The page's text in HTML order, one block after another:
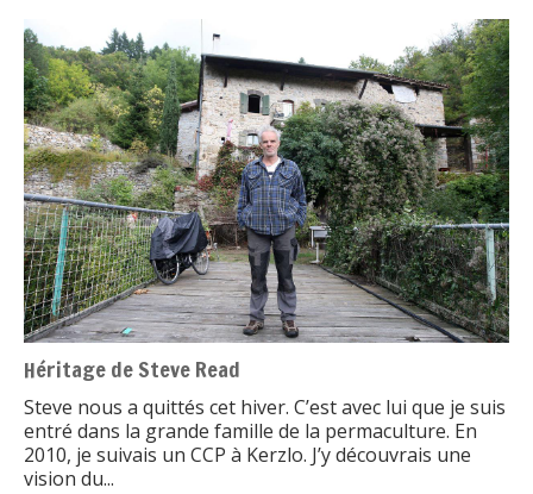
Héritage de Steve Read
Steve nous a quittés cet hiver. C’est avec lui que je suis
entré dans la grande famille de la permaculture. En
2010, je suivais un CCP à Kerzlo. J’y découvrais une
vision du...